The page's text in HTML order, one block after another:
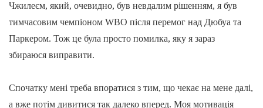
Чжилеєм, який, очевидно, був невдалим рішенням, я був
тимчасовим чемпіоном WBO після перемог над Дюбуа та
Паркером. Тож це була просто помилка, яку я зараз
збираюся виправити.
Спочатку мені треба впоратися з тим, що чекає на мене далі,
а вже потім дивитися так далеко вперед. Моя мотивація